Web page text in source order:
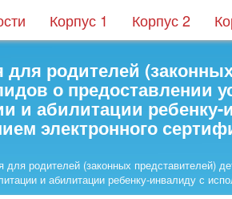
Корпус 1 Корпус 2
родителей
о предоставлении
и абилитации ребенку-
электронного
родителей (законных представителей)
и абилитации ребенку-инвалиду с